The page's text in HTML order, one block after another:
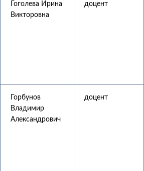
Гоголева Ирина
Викторовна
доцент
Горбунов
Владимир
Александрович
доцент